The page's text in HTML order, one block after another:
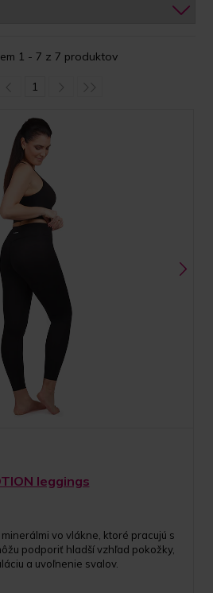
1 - 7 z 7 produktov
1
leggings
vo vlákne, ktoré pracujú s
podporiť hladší vzhľad pokožky,
a uvoľnenie svalov.